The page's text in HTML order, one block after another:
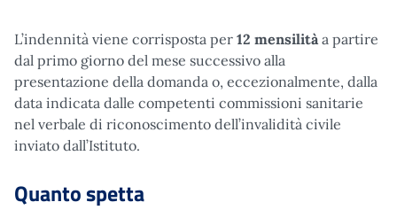
L’indennità viene corrisposta per 12 mensilità a partire
dal primo giorno del mese successivo alla
presentazione della domanda o, eccezionalmente, dalla
data indicata dalle competenti commissioni sanitarie
nel verbale di riconoscimento dell’invalidità civile
inviato dall’Istituto.
Quanto spetta